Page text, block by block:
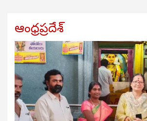
ఆంధ్రప్రదేశ్